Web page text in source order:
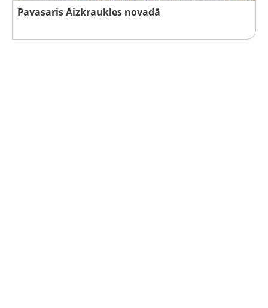
Pavasaris Aizkraukles novadā